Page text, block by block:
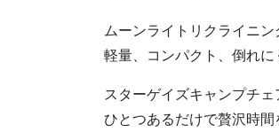
ムーンライトリクライニン
軽量、コンパクト、倒れに
スターゲイズキャンプチェ
ひとつあるだけで贅沢時間